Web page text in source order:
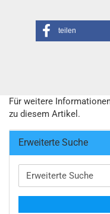
teilen
Für weitere
zu diesem Artikel.
Erweiterte Suche
Erweiterte
Suche